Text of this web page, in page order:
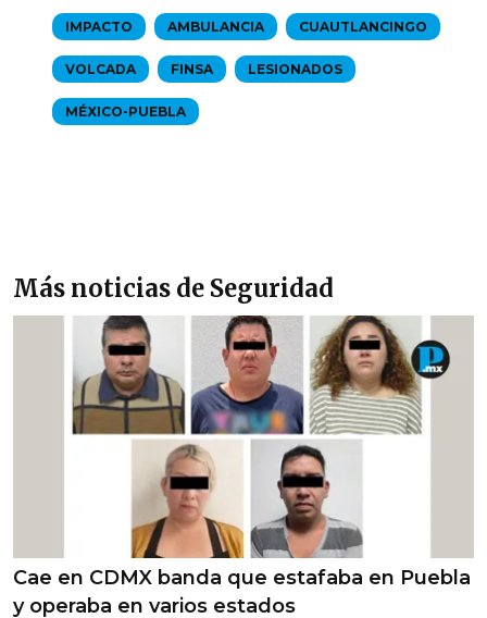
IMPACTO AMBULANCIA CUAUTLANCINGO
VOLCADA FINSA LESIONADOS
MÉXICO-PUEBLA
Más noticias de Seguridad
Cae en CDMX banda que estafaba en Puebla
y operaba en varios estados